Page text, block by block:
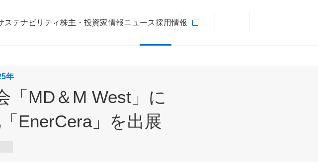
ステナビリティ株主・投資家情報ニュース採用情報
新規ウィンドウを開きます
言語切り替えメニューを開く
年
「MD＆M West」に
EnerCera」を出展